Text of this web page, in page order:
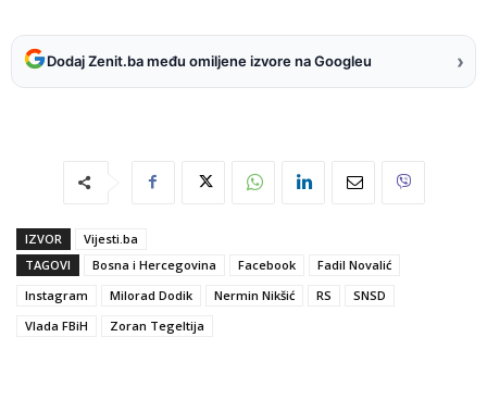
Dodaj Zenit.ba među omiljene izvore na Googleu ›
IZVOR
Vijesti.ba
TAGOVI
Bosna i Hercegovina Facebook
Fadil Novalić
Instagram
Milorad Dodik Nermin Nikšić RS
SNSD
Vlada FBiH
Zoran Tegeltija